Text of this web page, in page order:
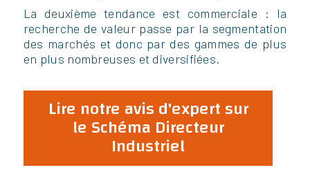
La deuxième tendance est commerciale : la
recherche de valeur passe par la segmentation
des marchés et donc par des gammes de plus
en plus nombreuses et diversifiées.
Lire notre avis d'expert sur
le Schéma Directeur
Industriel